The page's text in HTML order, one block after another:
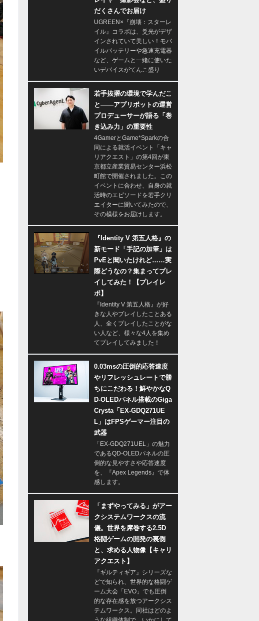
だくさんでお届け
UGREEN×『崩壊：スターレ
イル』コラボは、爻光がデザ
インされていて美しい！モバ
イルバッテリーや急速充電器
など、ゲームと一緒に使いた
いデバイスがてんこ盛り
若手抜擢の環境で学んだこ
と――アプリボットの運営
プロデューサーが語る「巻
き込み力」の重要性
4GamerとGame*Sparkの合
同による就活イベント「キャ
リアクエスト」の第4回が東
京都立産業貿易センター浜松
町館で開催されました。この
イベントに合わせ、自身の就
活時のエピソードを若手クリ
エイターに聞いてみたので、
その模様をお届けします。
『Identity V 第五人格』の
新モード「手記の加筆」は
PvEと聞いたけれど……実
際どうなの？集まってプレ
イしてみた！【プレイレ
ポ】
『Identity V 第五人格』が好
きな人やプレイしたことある
人、全くプレイしたことがな
い人など、様々な4人を集め
てプレイしてみました！
0.03msの圧倒的応答速度
やリフレッシュレートで勝
ちにこだわる！鮮やかなQ
D-OLEDパネル搭載のGiga
Crysta「EX-GDQ271UE
L」はFPSゲーマー注目の
武器
「EX-GDQ271UEL」の魅力
であるQD-OLEDパネルの圧
倒的な見やすさや応答速度
を、『Apex Legends』で体
感します。
「まずやってみる」がアー
クシステムワークスの流
儀。世界を席巻する2.5D
格闘ゲームの開発の裏側
と、求める人物像【キャリ
アクエスト】
『ギルティギア』シリーズな
どで知られ、世界的な格闘ゲ
ーム大会「EVO」でも圧倒
的な存在感を放つアークシス
テムワークス。同社はどのよ